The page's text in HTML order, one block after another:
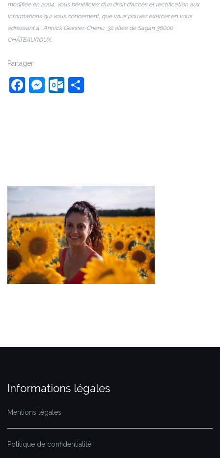
modifiée en 2004, vous bénéficiez d’un droit d’accès et rectification aux
informations qui vous concernent, que vous pouvez exercer en vous
adressant à : Annick Gessier-Chenu, 32 allée de Sagan 36000
CHÂTEAUROUX.
Partager
Facebook
Messenger
Outlook.com
Informations légales
Mentions légales
Politique de confidentialité